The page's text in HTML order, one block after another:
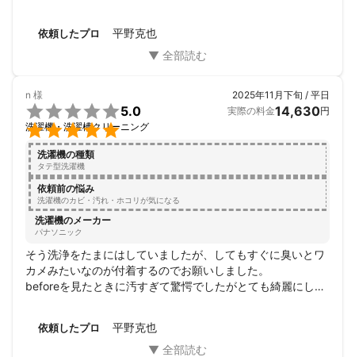
依頼したプロ 平野克也
n 様


5.0
洗濯機・洗濯槽クリーニング
2025年11月下旬 / 平日
実際の料金14,630円
洗濯機の種類
タテ型洗濯機
依頼前の悩み
洗濯機のカビ・汚れ・ホコリが気になる
洗濯機のメーカー
パナソニック
そう洗浄をたまにはしていましたが、してもすぐに臭いとワ
カメみたいなのが付着するのでお願いしました。
beforeを見たときに汚すぎて驚愕でしたがとても綺麗にして
た。
今日から洗濯機を使うのが楽しみです。
依頼したプロ 平野克也